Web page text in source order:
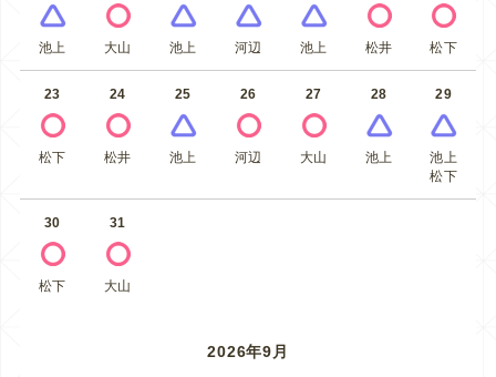
池上 大山 池上 河辺 池上 松井 松下
23
松下
24
松井
25
池上
26
河辺
27
大山
28
池上
29
池上
松下
30
松下
31
大山
2026年9月